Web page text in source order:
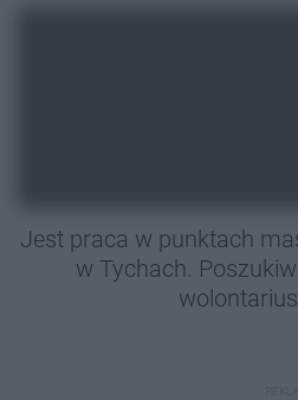
Jest praca w punktach
w Tychach.